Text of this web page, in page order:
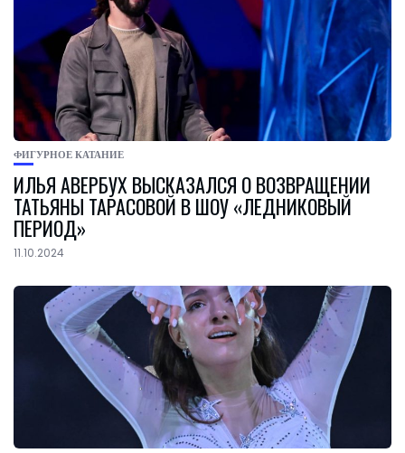
ФИГУРНОЕ КАТАНИЕ
ИЛЬЯ АВЕРБУХ ВЫСКАЗАЛСЯ О ВОЗВРАЩЕНИИ
ТАТЬЯНЫ ТАРАСОВОЙ В ШОУ «ЛЕДНИКОВЫЙ
ПЕРИОД»
11.10.2024